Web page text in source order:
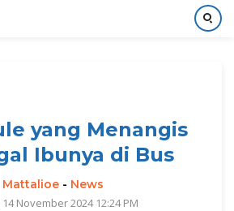
yang Menangis
Ibunya di Bus
Mattalioe- News
November 2024 12:24 PM